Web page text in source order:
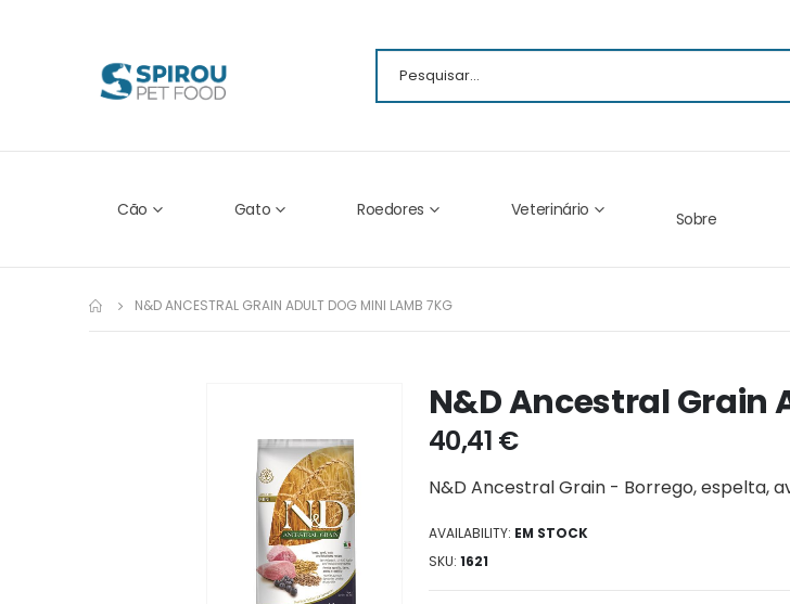
Cão Gato Roedores Veterinário Sobre
N&D ANCESTRAL GRAIN ADULT DOG MINI LAMB 7KG
N&D Ancestral Grain
40,41 €
N&D Ancestral Grain - Borrego, espelta,
AVAILABILITY: EM STOCK
SKU 1621